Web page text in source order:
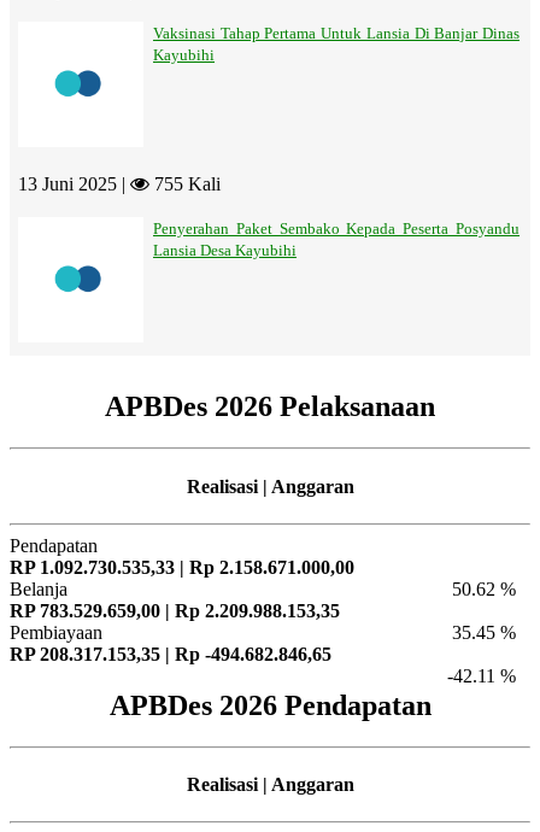
Vaksinasi Tahap Pertama Untuk Lansia Di Banjar Dinas
Kayubihi
13 Juni 2025 | 755 Kali
Penyerahan Paket Sembako Kepada Peserta Posyandu
Lansia Desa Kayubihi
APBDes 2026 Pelaksanaan
Realisasi | Anggaran
Pendapatan
RP 1.092.730.535,33 | Rp 2.158.671.000,00
50.62 %
Belanja
RP 783.529.659,00 | Rp 2.209.988.153,35
35.45 %
Pembiayaan
RP 208.317.153,35 | Rp -494.682.846,65
-42.11 %
APBDes 2026 Pendapatan
Realisasi | Anggaran